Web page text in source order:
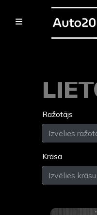
Ražotājs
Izvēlies
Krāsa
Izvēlies krāsu